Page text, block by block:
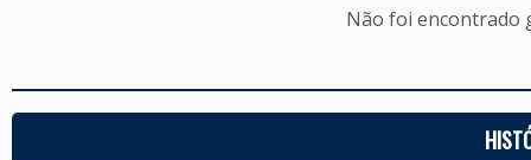
Não foi encontrado